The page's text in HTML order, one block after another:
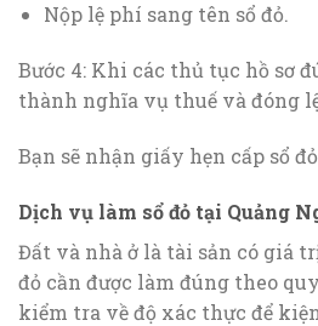
Nộp lệ phí sang tên sổ đỏ.
Bước 4: Khi các thủ tục hồ sơ
thành nghĩa vụ thuế và đóng
Bạn sẽ nhận giấy hẹn cấp sổ
Dịch vụ làm sổ đỏ tại Quảng
Đất và nhà ở là tài sản có giá
đỏ cần được làm đúng theo
kiểm tra về độ xác thực để